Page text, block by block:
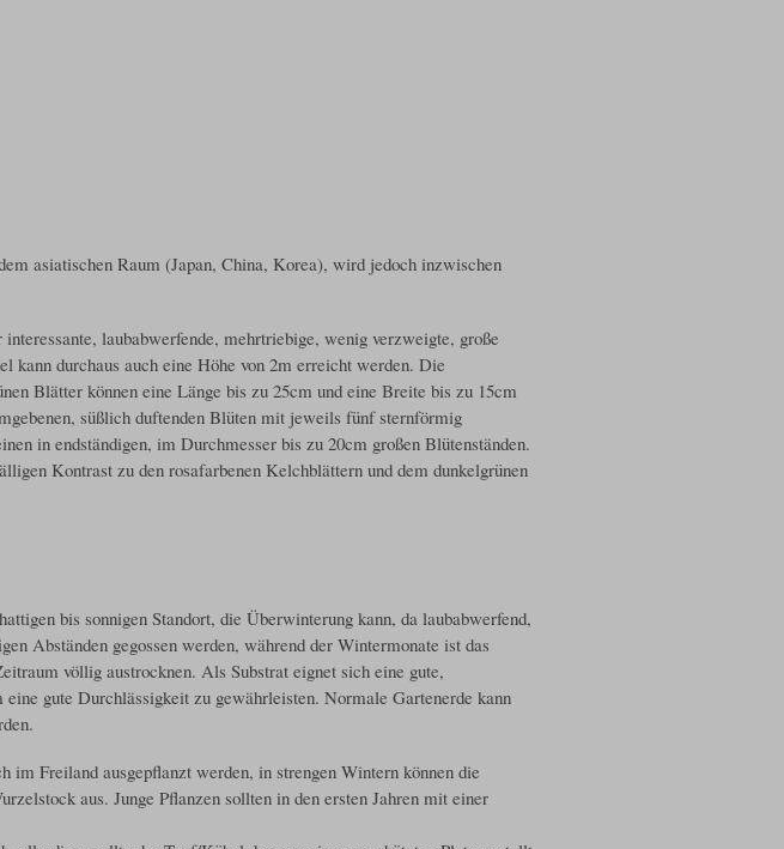
asiatischen Raum (Japan, China, Korea), wird jedoch inzwischen
laubabwerfende, mehrtriebige, wenig verzweigte, große
kann durchaus auch eine Höhe von 2m erreicht werden. Die
Blätter können eine Länge bis zu 25cm und eine Breite bis zu 15cm
süßlich duftenden Blüten mit jeweils fünf sternförmig
in endständigen, im Durchmesser bis zu 20cm großen Blütenständen.
Kontrast zu den rosafarbenen Kelchblättern und dem dunkelgrünen
bis sonnigen Standort, die Überwinterung kann, da laubabwerfend,
Abständen gegossen werden, während der Wintermonate ist das
völlig austrocknen. Als Substrat eignet sich eine gute,
gute Durchlässigkeit zu gewährleisten. Normale Gartenerde kann
im Freiland ausgepflanzt werden, in strengen Wintern können die
aus. Junge Pflanzen sollten in den ersten Jahren mit einer